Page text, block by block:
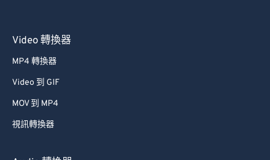
Video 轉換器
MP4 轉換器
Video 到 GIF
MOV 到 MP4
視訊轉換器